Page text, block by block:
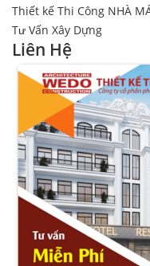
Thiết kế Thi Công NHÀ
Tư Vấn Xây Dựng
Liên Hệ